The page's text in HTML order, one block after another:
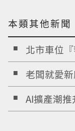
本類其他新聞
北市車位
老闆就愛
AI擴產潮